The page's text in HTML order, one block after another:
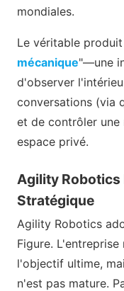
mondiales.
Le véritable
mécanique"—une
d'observer
conversations (via
et de contrôler une
espace privé.
Agility Robotics
Stratégique
Agility Robotics
Figure.
l'objectif ultime,
n'est pas mature.